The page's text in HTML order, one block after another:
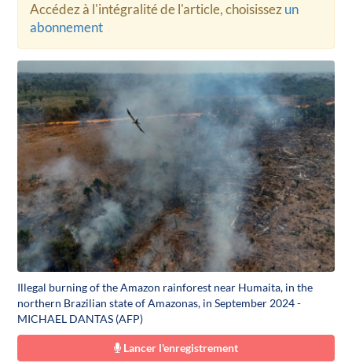
Accédez à l'intégralité de l'article, choisissezun
abonnement
Illegal burning of the Amazon rainforest near Humaita, in the
northern Brazilian state of Amazonas, in September 2024 -
MICHAEL DANTAS (AFP)
Lancer l'enregistrement